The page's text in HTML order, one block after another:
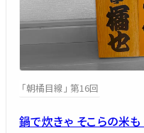
「朝橘目線」 第16回
鍋で炊きゃ そこらの米